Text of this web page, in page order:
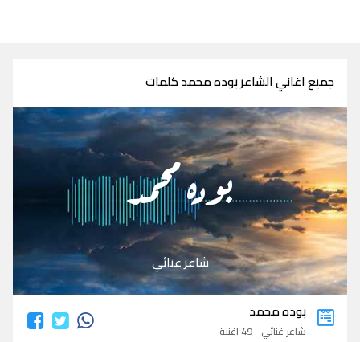
جميع اغاني الشاعر بوده محمد كلمات
بوده محمد
شاعر غنائي
بوده محمد
شاعر غنائي - 49 اغنية